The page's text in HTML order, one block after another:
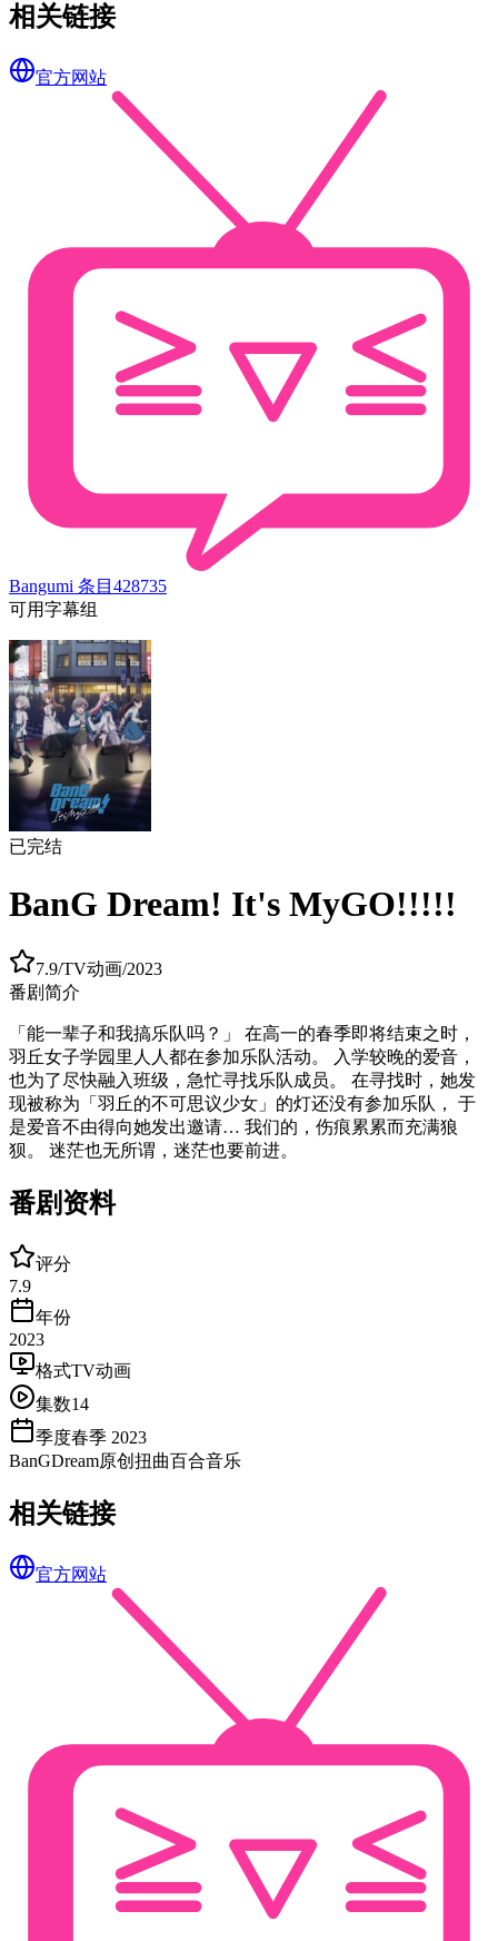
相关链接
官方网站
Bangumi 条目 428735
可用字幕组
已完结
BanG Dream! It's MyGO!!!!!
7.9/TV动画/2023
番剧简介
「能一辈子和我搞乐队吗？」 在高一的春季即将结束之时，
羽丘女子学园里人人都在参加乐队活动。 入学较晚的爱音，
也为了尽快融入班级，急忙寻找乐队成员。 在寻找时，她发
现被称为「羽丘的不可思议少女」的灯还没有参加乐队， 于
是爱音不由得向她发出邀请… 我们的，伤痕累累而充满狼
狈。 迷茫也无所谓，迷茫也要前进。
番剧资料
评分
7.9
年份
2023
格式TV动画
集数14
季度春季 2023
BanGDream原创 扭曲百合音乐
相关链接
官方网站